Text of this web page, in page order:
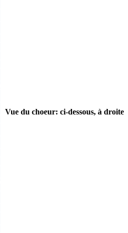
Vue du choeur: ci-dessous, à droite